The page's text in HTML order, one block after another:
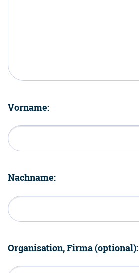
Vorname:
Nachname:
Organisation, Firma (optional):